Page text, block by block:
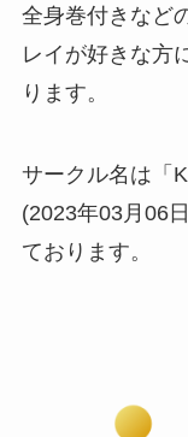
全身巻付きなど
レイが好きな方
ります。
サークル名は「
(2023年03月06
ております。